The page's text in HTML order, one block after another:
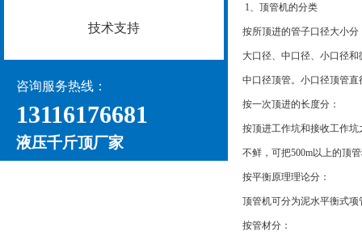
技术支持
咨询服务热线：
13116176681
液压千斤顶厂家
1、顶管机的分类
按所顶进的管子口径大小分
大口径、中口径、小口径
中口径顶管。小口径顶管直
按一次顶进的长度分：
按顶进工作坑和接收工作
不鲜，可把500m以上的顶
按平衡原理理论分：
顶管机可分为泥水平衡式
按管材分：